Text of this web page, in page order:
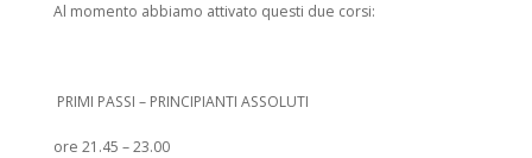
Al momento abbiamo attivato questi due corsi:
PRIMI PASSI – PRINCIPIANTI ASSOLUTI
ore 21.45 – 23.00